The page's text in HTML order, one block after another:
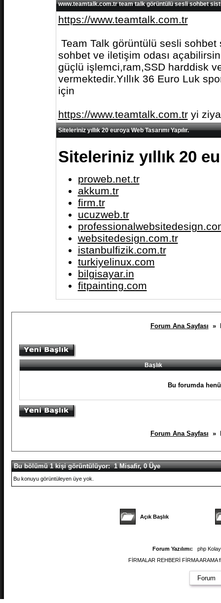
www.teamtalk.com.tr team talk görüntülü sesli sohbet
https://www.teamtalk.com.tr
Team Talk görüntülü sesli
sohbet ve iletişim odası
güçlü işlemci,ram,SSD harddisk
vermektedir.Yıllık 36 Euro Luk
için
https://www.teamtalk.com.tryi
Siteleriniz yıllık 20 euroya Web Tasarımı Yapılır.
Siteleriniz yıllık 20
proweb.net.tr
akkum.tr
firm.tr
ucuzweb.tr
websitedesign.com.tr
istanbulfizik.com.tr
turkiyelinux.com
bilgisayar.in
fitpainting.com
Forum Ana Sayfası »
Başlık
Bu forumda
Forum Ana Sayfası »
Bu bölümü 1 kişi görüntülüyor: 1 Misafir, 0 Üye
Bu konuyu görüntüleyen üye yok.
Açık Başlık
Forum Yazılımı:
php
FİRMALAR REHBERİ FİRMA
Forum